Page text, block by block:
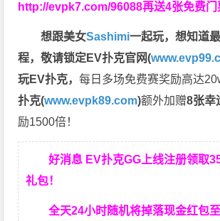
http://evpk7.com/96088再送4张免费门
想跟美女Sashimi一起玩，想知道
程，敬请锁定EV扑克官网(
玩EV扑克，每日多场免费赛奖励高达
扑克(www.evpk89.com)额外加赠8张幸
励1500倍！
好消息 EV扑克GG上线注册领取
礼包！
全天24小时随机将掉落现金红包